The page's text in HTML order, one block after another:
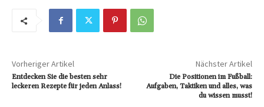
Vorheriger Artikel
Entdecken Sie die besten sehr
leckeren Rezepte für jeden Anlass!
Nächster Artikel
Die Positionen im Fußball:
Aufgaben, Taktiken und alles, was
du wissen musst!